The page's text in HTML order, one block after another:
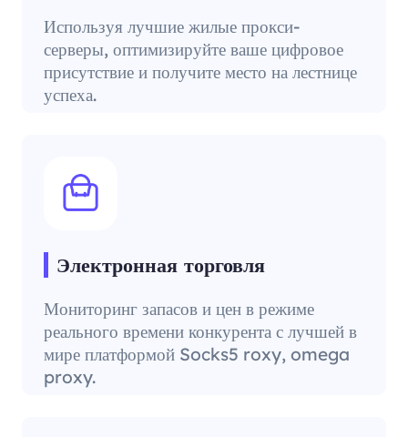
Используя лучшие жилые прокси-
серверы, оптимизируйте ваше цифровое
присутствие и получите место на лестнице
успеха.
Электронная торговля
Мониторинг запасов и цен в режиме
реального времени конкурента с лучшей в
мире платформой Socks5 roxy, omega
proxy.